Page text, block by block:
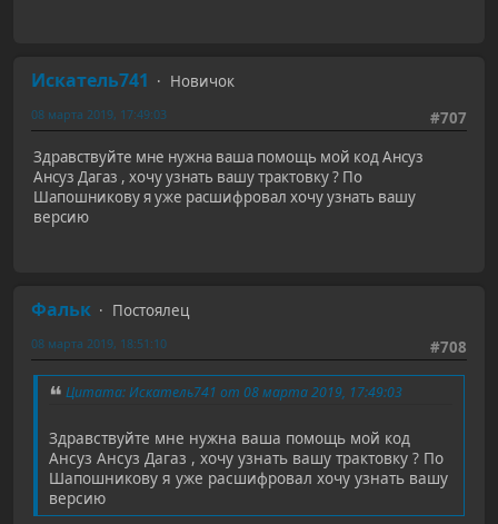
Искатель741
Новичок
#707
08 марта 2019, 17:49:03
Здравствуйте мне нужна ваша помощь мой код Ансуз
Ансуз Дагаз , хочу узнать вашу трактовку ? По
Шапошникову я уже расшифровал хочу узнать вашу
версию
Фальк
Постоялец
#708
08 марта 2019, 18:51:10
Цитата: Искатель741 от 08 марта 2019, 17:49:03
Здравствуйте мне нужна ваша помощь мой код
Ансуз Ансуз Дагаз , хочу узнать вашу трактовку ? По
Шапошникову я уже расшифровал хочу узнать вашу
версию